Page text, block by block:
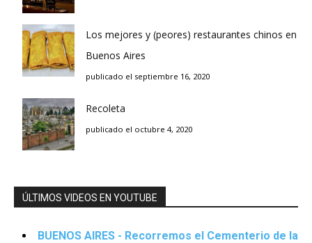
Los mejores y (peores) restaurantes chinos en
Buenos Aires
publicado el septiembre 16, 2020
Recoleta
publicado el octubre 4, 2020
ÚLTIMOS VIDEOS EN YOUTUBE
BUENOS AIRES - Recorremos el Cementerio de la